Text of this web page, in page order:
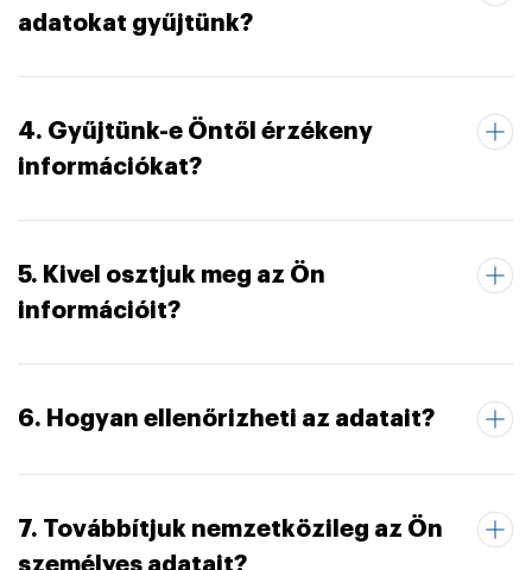
adatokat gyűjtünk?
4. Gyűjtünk-e Öntől érzékeny
információkat?
5. Kivel osztjuk meg az Ön
információit?
6. Hogyan ellenőrizheti az adatait?
7. Továbbítjuk nemzetközileg az Ön
személyes adatait?